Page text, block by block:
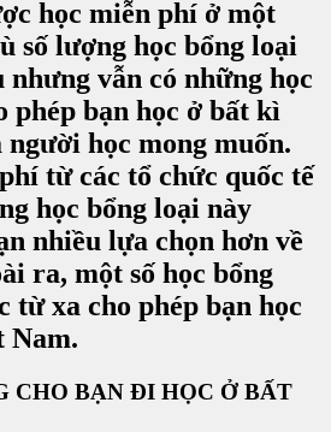
học miễn phí ở một
số lượng học bổng loại
nhưng vẫn có những học
phép bạn học ở bất kì
người học mong muốn.
từ các tổ chức quốc tế
học bổng loại này
nhiều lựa chọn hơn về
ra, một số học bổng
từ xa cho phép bạn học
Nam.
CHO BẠN ĐI HỌC Ở BẤT